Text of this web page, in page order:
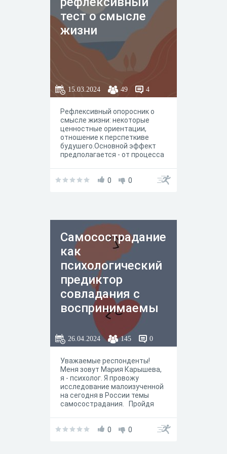
тест о смысле
жизни
15.03.2024 49 4
Рефлексивный опоросник о
смысле жизни: некоторые
ценностные ориентации,
отношение к перспеткиве
будушего.Основной эффект
предполагается - от процесса
представленными вопросами,
порефлексировать в течение
10-15 минут.
0 0
Самосострадание
как
психологический
предиктор
совладания с
воспринимаемы
родительским
стрессом
26.04.2024 145 0
Уважаемые респонденты!
Меня зовут Мария Карышева,
я - психолог. Я провожу
исследование малоизученной
на сегодня в России темы
самосострадания. Пройдя
самосострадание и насколько
0 0